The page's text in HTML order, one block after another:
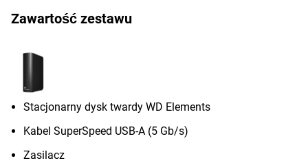
Zawartość zestawu
Stacjonarny dysk twardy WD Elements
Kabel SuperSpeed USB-A (5 Gb/s)
Zasilacz